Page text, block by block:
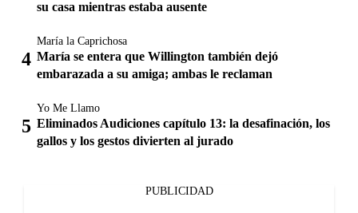
su casa mientras estaba ausente
María la Caprichosa
María se entera que Willington también dejó
embarazada a su amiga; ambas le reclaman
Yo Me Llamo
Eliminados Audiciones capítulo 13: la desafinación, los
gallos y los gestos divierten al jurado
PUBLICIDAD